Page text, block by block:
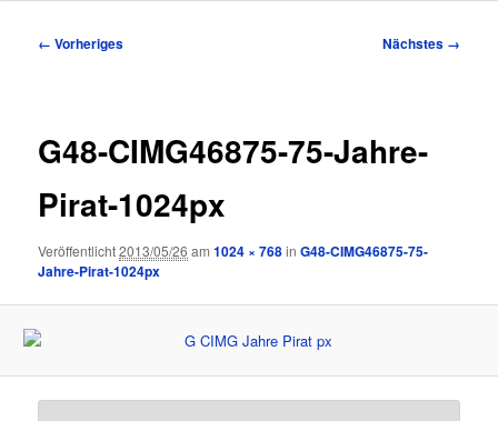
Bilder-
← Vorheriges Nächstes →
G48-CIMG46875-75-Jahre-
Pirat-1024px
Veröffentlicht2013/05/26 am1024 × 768inG48-CIMG46875-75-
Jahre-Pirat-1024px